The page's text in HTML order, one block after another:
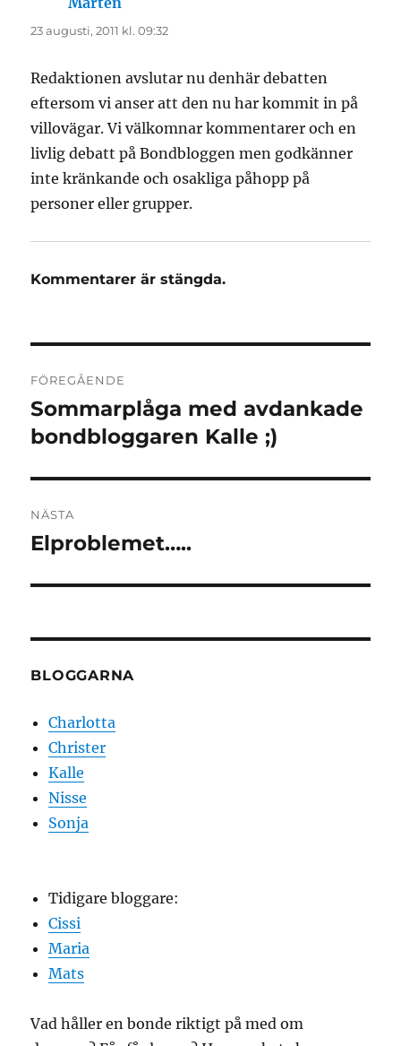
23 augusti, 2011 kl. 09:32
Redaktionen avslutar nu denhär debatten
eftersom vi anser att den nu har kommit in på
villovägar. Vi välkomnar kommentarer och en
livlig debatt på Bondbloggen men godkänner
inte kränkande och osakliga påhopp på
personer eller grupper.
Kommentarer är stängda.
FÖREGÅENDE
Föregående
inlägg:
Sommarplåga med avdankade
bondbloggaren Kalle ;)
NÄSTA
Nästa
Elproblemet…..
BLOGGARNA
Charlotta
Christer
Kalle
Nisse
Sonja
Tidigare bloggare:
Cissi
Maria
Mats
Vad håller en bonde riktigt på med om